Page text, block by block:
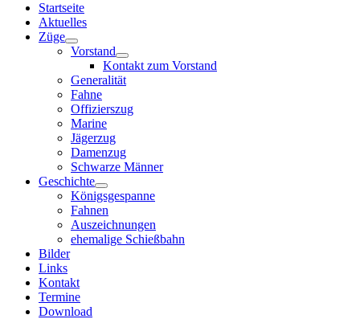
Startseite
Aktuelles
Züge
Vorstand
Kontakt zum Vorstand
Generalität
Fahne
Offizierszug
Marine
Jägerzug
Damenzug
Schwarze Männer
Geschichte
Königsgespanne
Fahnen
Auszeichnungen
ehemalige Schießbahn
Bilder
Links
Kontakt
Termine
Download